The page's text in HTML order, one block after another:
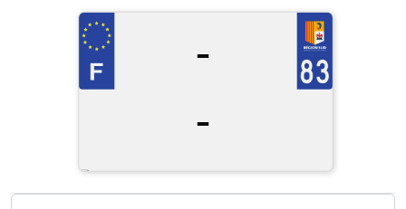
-
-